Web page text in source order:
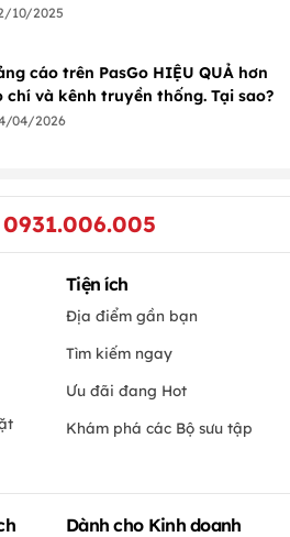
10/2025
cáo trên PasGo HIỆU QUẢ hơn
chí và kênh truyền thống. Tại sao?
04/2026
0931.006.005
Tiện ích
Địa điểm gần bạn
Tìm kiếm ngay
Ưu đãi đang Hot
Khám phá các Bộ sưu tập
Dành cho Kinh doanh